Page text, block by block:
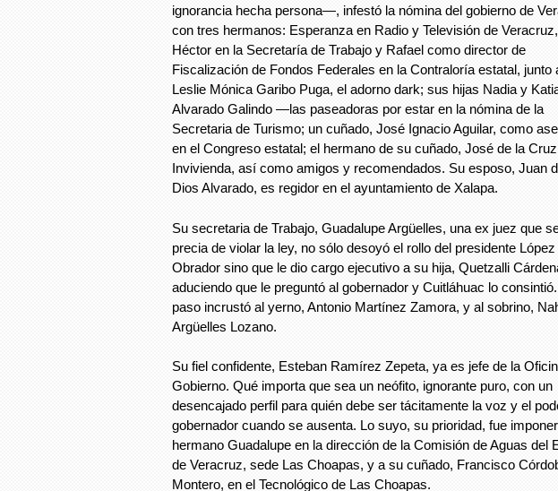
ignorancia hecha persona—, infestó la nómina del gobierno de
con tres hermanos: Esperanza en Radio y Televisión de Veracruz,
Héctor en la Secretaría de Trabajo y Rafael como director de
Fiscalización de Fondos Federales en la Contraloría estatal, junto
Leslie Mónica Garibo Puga, el adorno dark; sus hijas Nadia y
Alvarado Galindo —las paseadoras por estar en la nómina de la
Secretaria de Turismo; un cuñado, José Ignacio Aguilar, como
en el Congreso estatal; el hermano de su cuñado, José de la
Invivienda, así como amigos y recomendados. Su esposo, Juan
Dios Alvarado, es regidor en el ayuntamiento de Xalapa.
Su secretaria de Trabajo, Guadalupe Argüelles, una ex juez que
precia de violar la ley, no sólo desoyó el rollo del presidente López
Obrador sino que le dio cargo ejecutivo a su hija, Quetzalli
aduciendo que le preguntó al gobernador y Cuitláhuac lo
paso incrustó al yerno, Antonio Martínez Zamora, y al sobrino,
Argüelles Lozano.
Su fiel confidente, Esteban Ramírez Zepeta, ya es jefe de la
Gobierno. Qué importa que sea un neófito, ignorante puro, con un
desencajado perfil para quién debe ser tácitamente la voz y el
gobernador cuando se ausenta. Lo suyo, su prioridad, fue
hermano Guadalupe en la dirección de la Comisión de Aguas del
de Veracruz, sede Las Choapas, y a su cuñado, Francisco
Montero, en el Tecnológico de Las Choapas.